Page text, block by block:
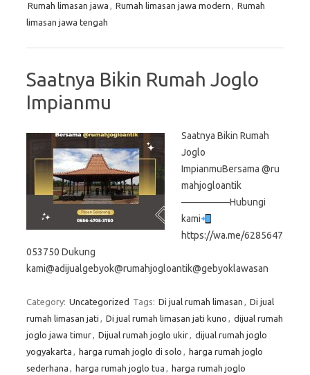
Rumah limasan jawa , Rumah limasan jawa modern , Rumah
limasan jawa tengah
Saatnya Bikin Rumah Joglo
Impianmu
Saatnya Bikin Rumah
Joglo
ImpianmuBersama @ru
mahjogloantik
—————Hubungi
kami
https://wa.me/6285647
053750 Dukung
kami@adijualgebyok@rumahjogloantik@gebyoklawasan
Category: Uncategorized Tags: Di jual rumah limasan , Di jual
rumah limasan jati , Di jual rumah limasan jati kuno , dijual rumah
joglo jawa timur, Dijual rumah joglo ukir, dijual rumah joglo
yogyakarta , harga rumah joglo di solo , harga rumah joglo
sederhana , harga rumah joglo tua , harga rumah joglo